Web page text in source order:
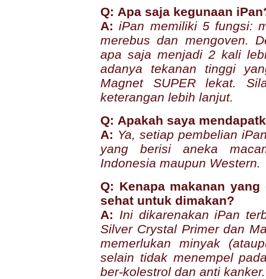
Q: Apa saja kegunaan
A: iPan memiliki 5 fungsi:
merebus dan mengoven.
apa saja menjadi 2 kali
adanya tekanan tinggi
Magnet SUPER lekat.
keterangan lebih lanjut.
Q: Apakah saya
A: Ya, setiap pembelian
yang berisi aneka
Indonesia maupun Western.
Q: Kenapa makanan
sehat untuk dimakan?
A: Ini dikarenakan iPan
Silver Crystal Primer dan
memerlukan minyak
selain tidak menempel
ber-kolestrol dan anti kanker.